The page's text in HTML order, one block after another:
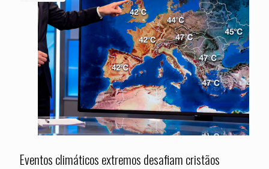
Eventos climáticos extremos desafiam cristãos